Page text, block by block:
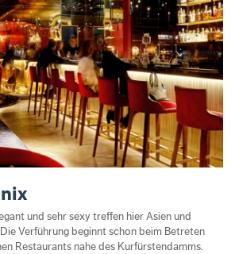
und sehr sexy treffen hier Asien und
Verführung beginnt schon beim Betreten
Restaurants nahe des Kurfürstendamms.